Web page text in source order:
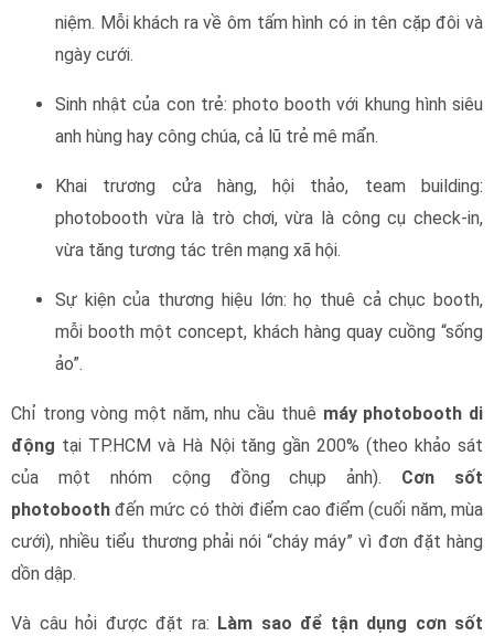
niệm. Mỗi khách ra về ôm tấm hình có in tên cặp đôi và
ngày cưới.
Sinh nhật của con trẻ: photo booth với khung hình siêu
anh hùng hay công chúa, cả lũ trẻ mê mẩn.
Khai trương cửa hàng, hội thảo, team building:
photobooth vừa là trò chơi, vừa là công cụ check-in,
vừa tăng tương tác trên mạng xã hội.
Sự kiện của thương hiệu lớn: họ thuê cả chục booth,
mỗi booth một concept, khách hàng quay cuồng “sống
ảo”.
Chỉ trong vòng một năm, nhu cầu thuê máy photobooth di
động tại TP.HCM và Hà Nội tăng gần 200% (theo khảo sát
của một nhóm cộng đồng chụp ảnh). Cơn sốt
photobooth đến mức có thời điểm cao điểm (cuối năm, mùa
cưới), nhiều tiểu thương phải nói “cháy máy” vì đơn đặt hàng
dồn dập.
Và câu hỏi được đặt ra: Làm sao để tận dụng cơn sốt